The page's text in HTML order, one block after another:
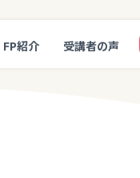
FP紹介 受講者の声